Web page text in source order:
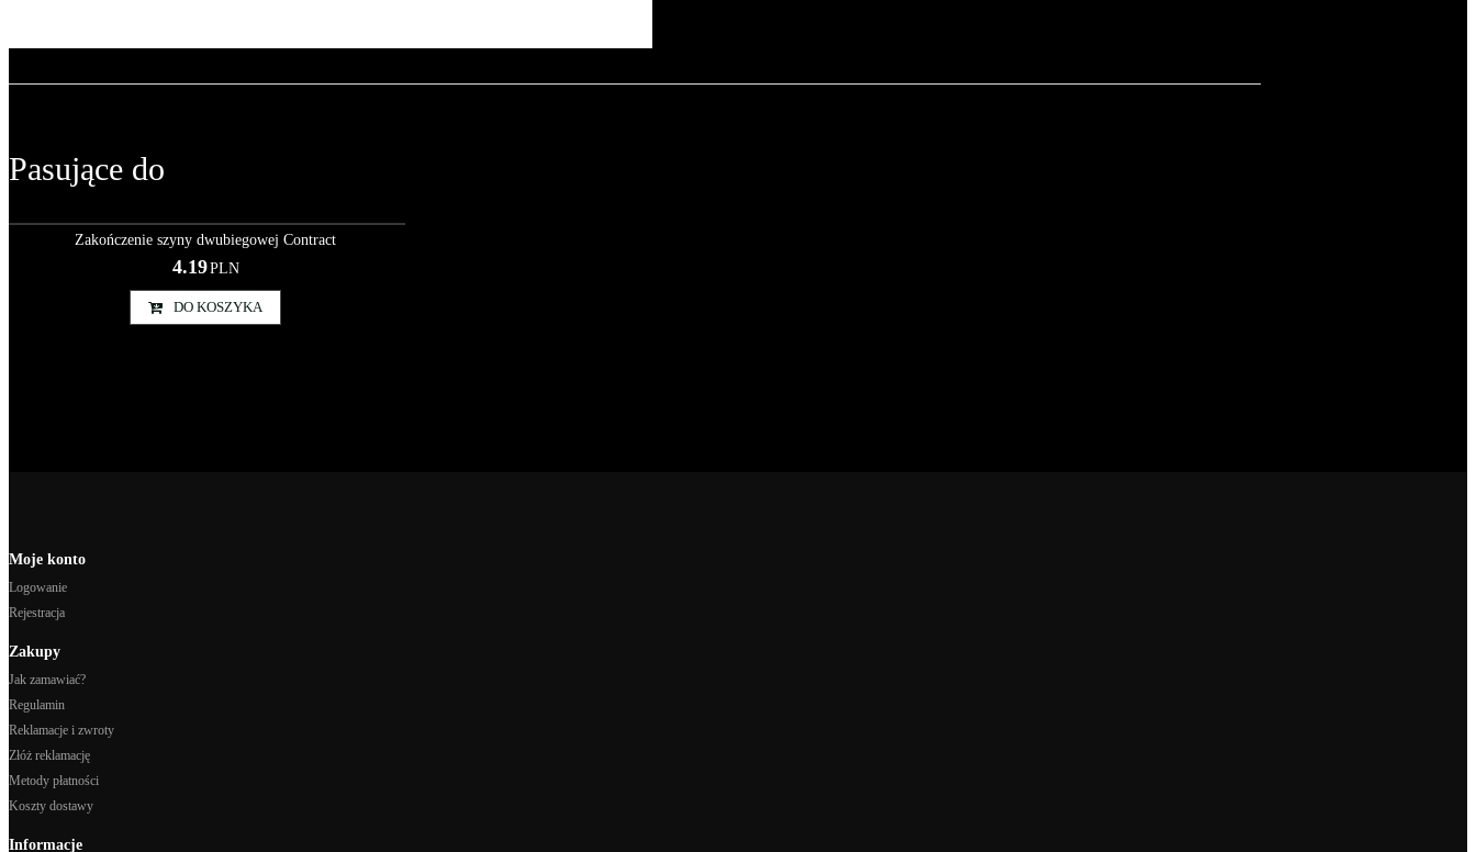
Pasujące do
Zakończenie szyny dwubiegowej Contract
4.19PLN
DO KOSZYKA
Moje konto
Logowanie
Rejestracja
Zakupy
Jak zamawiać?
Regulamin
Reklamacje i zwroty
Złóż reklamację
Metody płatności
Koszty dostawy
Informacje